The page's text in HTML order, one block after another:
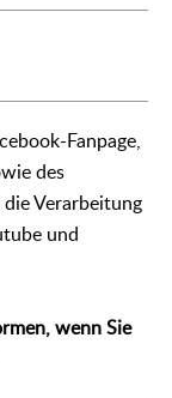
Fanpage,
des
die Verarbeitung
und
wenn Sie